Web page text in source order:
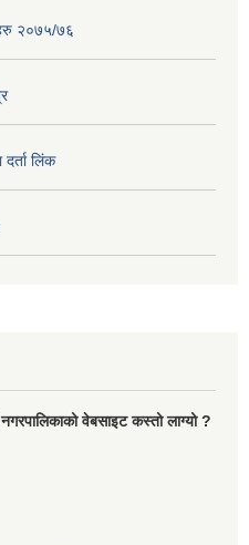
२०७५/७६
लिंक
नगरपालिकाको वेबसाइट कस्तो लाग्यो ?